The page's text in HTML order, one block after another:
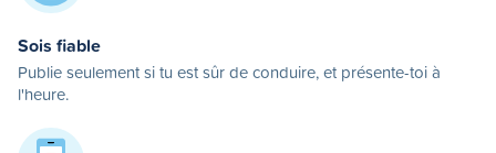
Sois fiable
Publie seulement si tu est sûr de conduire, et présente-toi à
l'heure.